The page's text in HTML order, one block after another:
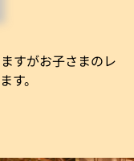
すがお子さまのレ
す。